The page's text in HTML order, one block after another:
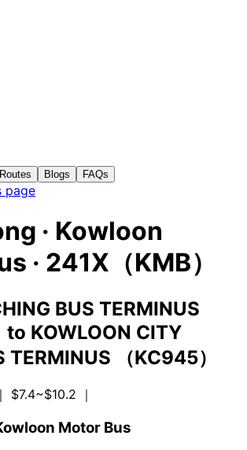
Routes Blogs FAQs
page
· Kowloon
· 241X（KMB）
BUS TERMINUS
to KOWLOON CITY
TERMINUS （KC945）
$7.4~$10.2 ｜
Motor Bus